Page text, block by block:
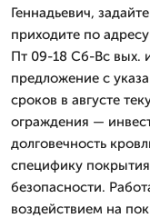
Геннадьевич,
приходите по
Пт 09-18 Сб-Вс вых.
предложение с
сроков в августе
ограждения —
долговечность
специфику
безопасности.
воздействием на